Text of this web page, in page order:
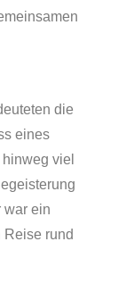
die
eines
viel
war ein
rund